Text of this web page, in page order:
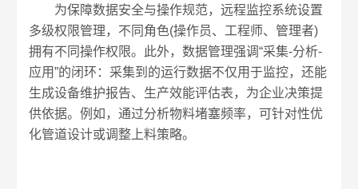
为保障数据安全与操作规范，远程监控系统设置
多级权限管理，不同角色(操作员、工程师、管理者)
拥有不同操作权限。此外，数据管理强调“采集-分析-
应用”的闭环：采集到的运行数据不仅用于监控，还能
生成设备维护报告、生产效能评估表，为企业决策提
供依据。例如，通过分析物料堵塞频率，可针对性优
化管道设计或调整上料策略。​